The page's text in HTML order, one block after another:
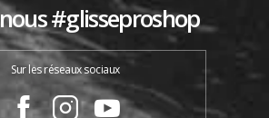
#glisseproshop
Sur les réseaux sociaux